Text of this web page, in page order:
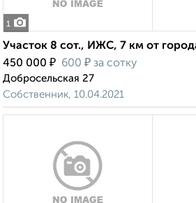
1
Участок 8 сот., ИЖС, 7 км от
450 000 ₽ 600 ₽ за сотку
Добросельская 27
Собственник, 10.04.2021